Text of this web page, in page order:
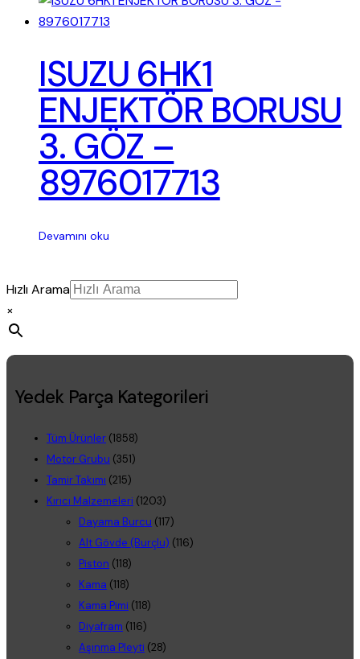
ISUZU 6HK1
ENJEKTÖR BORUSU
3. GÖZ –
8976017713
Devamını oku
Hızlı Arama
×
Yedek Parça Kategorileri
Tüm Ürünler (1858)
Motor Grubu (351)
Tamir Takımı (215)
Kırıcı Malzemeleri (1203)
Dayama Burcu (117)
Alt Gövde (Burçlu) (116)
Piston (118)
Kama (118)
Kama Pimi (118)
Diyafram (116)
Aşınma Pleyti (28)